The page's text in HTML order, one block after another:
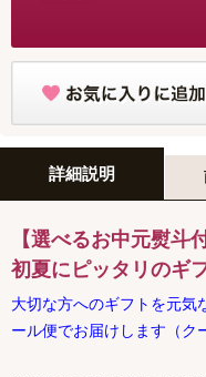
詳細説明
【選べるお中元熨斗
初夏にピッタリのギ
大切な方へのギフトを元気
ール便でお届けします（ク